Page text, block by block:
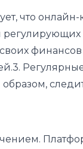
что онлайн-
образом,